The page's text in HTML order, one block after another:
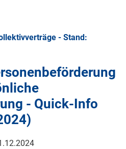
- Stand:
- Quick-Info
)